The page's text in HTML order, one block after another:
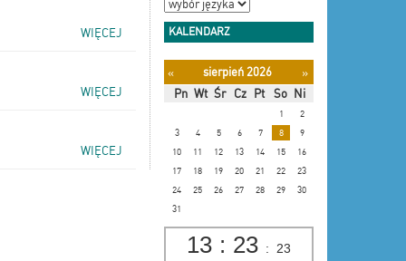
WIĘCEJ
WIĘCEJ
WIĘCEJ
KALENDARZ
« sierpień 2026
»
Pn Wt Śr Cz Pt So Ni
1
2
3
4 5 6 7 8
9
10
11 12 13 14 15
16
17
18 19 20 21 22
23
24
25 26 27 28 29
30
31
13 : 23 : 24